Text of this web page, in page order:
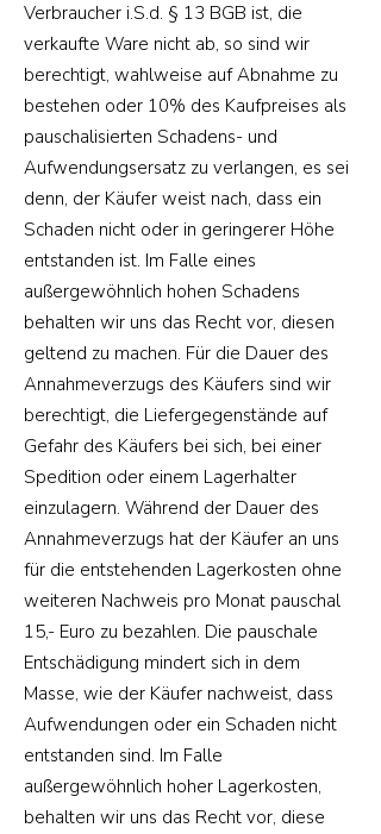
Verbraucher i.S.d. § 13 BGB ist, die
verkaufte Ware nicht ab, so sind wir
berechtigt, wahlweise auf Abnahme zu
bestehen oder 10% des Kaufpreises als
pauschalisierten Schadens- und
Aufwendungsersatz zu verlangen, es sei
denn, der Käufer weist nach, dass ein
Schaden nicht oder in geringerer Höhe
entstanden ist. Im Falle eines
außergewöhnlich hohen Schadens
behalten wir uns das Recht vor, diesen
geltend zu machen. Für die Dauer des
Annahmeverzugs des Käufers sind wir
berechtigt, die Liefergegenstände auf
Gefahr des Käufers bei sich, bei einer
Spedition oder einem Lagerhalter
einzulagern. Während der Dauer des
Annahmeverzugs hat der Käufer an uns
für die entstehenden Lagerkosten ohne
weiteren Nachweis pro Monat pauschal
15,- Euro zu bezahlen. Die pauschale
Entschädigung mindert sich in dem
Masse, wie der Käufer nachweist, dass
Aufwendungen oder ein Schaden nicht
entstanden sind. Im Falle
außergewöhnlich hoher Lagerkosten,
behalten wir uns das Recht vor, diese